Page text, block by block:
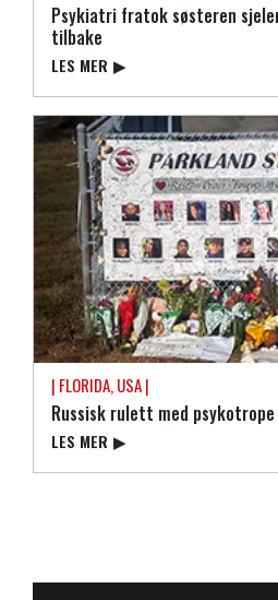
Psykiatri fratok søsteren
tilbake
LES MER ▶
| FLORIDA, USA |
Russisk rulett med
LES MER ▶